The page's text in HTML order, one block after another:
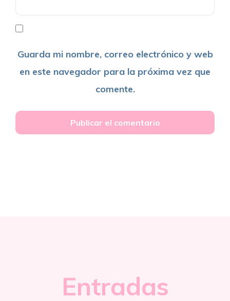
Guarda mi nombre, correo electrónico y web
en este navegador para la próxima vez que
comente.
Entradas